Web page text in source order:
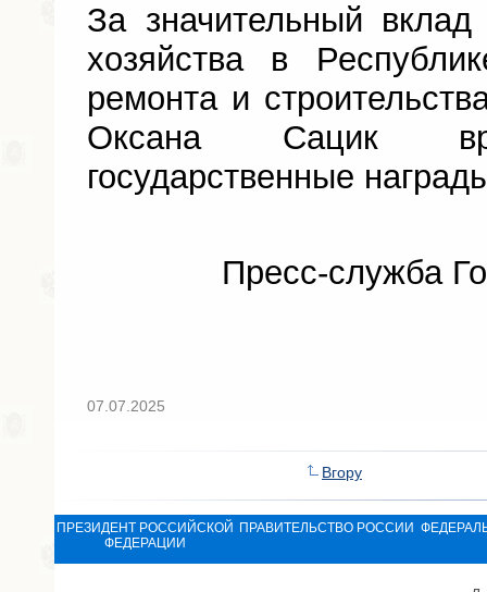
За значительный
хозяйства в
ремонта и
Оксана Сацик
государственные
Пресс-служба
07.07.2025
Вгору
ПРЕЗИДЕНТ РОССИЙСКОЙ
ФЕДЕРАЦИИ
ПРАВИТЕЛЬСТВО РОССИИ